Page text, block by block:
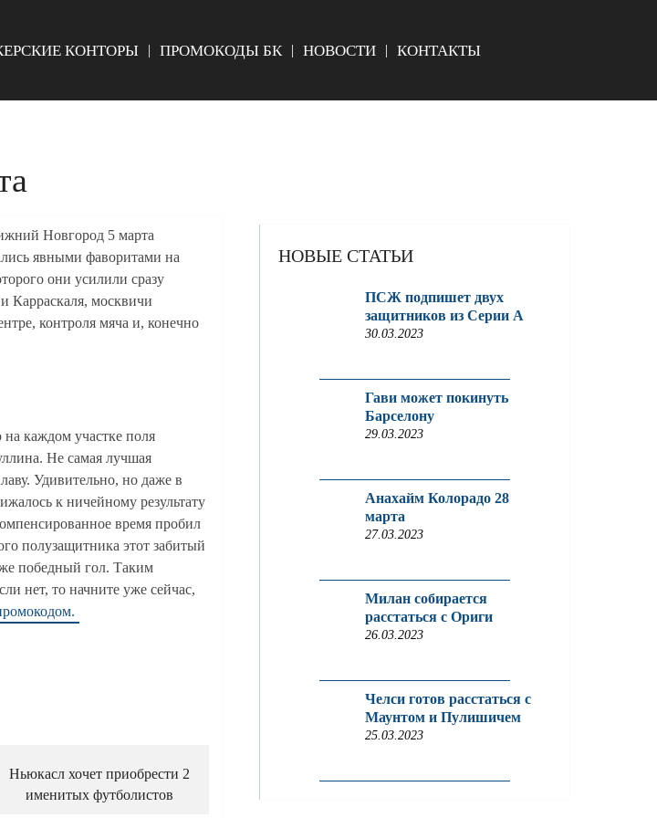
КОНТОРЫ ПРОМОКОДЫ БК НОВОСТИ КОНТАКТЫ
Новгород 5 марта
явными фаворитами на
они усилили сразу
Карраскаля, москвичи
контроля мяча и, конечно
каждом участке поля
Не самая лучшая
Удивительно, но даже в
к ничейному результату
время пробил
полузащитника этот забитый
победный гол. Таким
нет, то начните уже сейчас,
Ньюкасл хочет приобрести 2
именитых футболистов
НОВЫЕ СТАТЬИ
ПСЖ подпишет двух
защитников из Серии A
30.03.2023
Гави может покинуть
Барселону
29.03.2023
Анахайм Колорадо 28
марта
27.03.2023
Милан собирается
расстаться с Ориги
26.03.2023
Челси готов расстаться с
Маунтом и Пулишичем
25.03.2023